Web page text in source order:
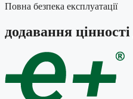
Повна безпека експлуатації
додавання цінності